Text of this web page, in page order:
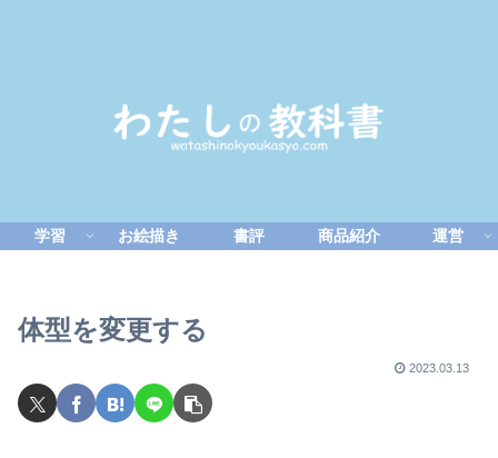
学習 お絵描き 書評 商品紹介 運営
体型を変更する
2023.03.13